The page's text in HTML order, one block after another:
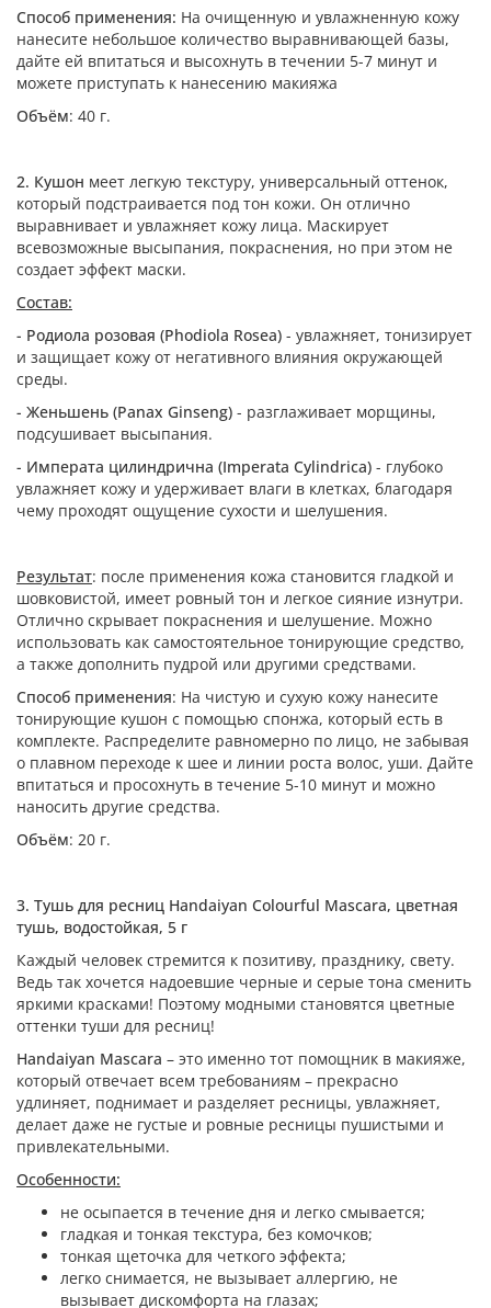
Способ применения: На очищенную и увлажненную кожу
нанесите небольшое количество выравнивающей базы,
дайте ей впитаться и высохнуть в течении 5-7 минут и
можете приступать к нанесению макияжа
Объём: 40 г.
2. Кушон меет легкую текстуру, универсальный оттенок,
который подстраивается под тон кожи. Он отлично
выравнивает и увлажняет кожу лица. Маскирует
всевозможные высыпания, покраснения, но при этом не
создает эффект маски.
Состав:
- Родиола розовая (Phodiola Rosea) - увлажняет, тонизирует
и защищает кожу от негативного влияния окружающей
среды.
- Женьшень (Panax Ginseng) - разглаживает морщины,
подсушивает высыпания.
- Императа цилиндрична (Imperata Cylindrica) - глубоко
увлажняет кожу и удерживает влаги в клетках, благодаря
чему проходят ощущение сухости и шелушения.
Результат: после применения кожа становится гладкой и
шовковистой, имеет ровный тон и легкое сияние изнутри.
Отлично скрывает покраснения и шелушение. Можно
использовать как самостоятельное тонирующие средство,
а также дополнить пудрой или другими средствами.
Способ применения: На чистую и сухую кожу нанесите
тонирующие кушон с помощью спонжа, который есть в
комплекте. Распределите равномерно по лицо, не забывая
о плавном переходе к шее и линии роста волос, уши. Дайте
впитаться и просохнуть в течение 5-10 минут и можно
наносить другие средства.
Объём: 20 г.
3. Тушь для ресниц Handaiyan Colourful Mascara, цветная
тушь, водостойкая, 5 г
Каждый человек стремится к позитиву, празднику, свету.
Ведь так хочется надоевшие черные и серые тона сменить
яркими красками! Поэтому модными становятся цветные
оттенки туши для ресниц!
Handaiyan Mascara – это именно тот помощник в макияже,
который отвечает всем требованиям – прекрасно
удлиняет, поднимает и разделяет ресницы, увлажняет,
делает даже не густые и ровные ресницы пушистыми и
привлекательными.
Особенности:
не осыпается в течение дня и легко смывается;
гладкая и тонкая текстура, без комочков;
тонкая щеточка для четкого эффекта;
легко снимается, не вызывает аллергию, не
вызывает дискомфорта на глазах;